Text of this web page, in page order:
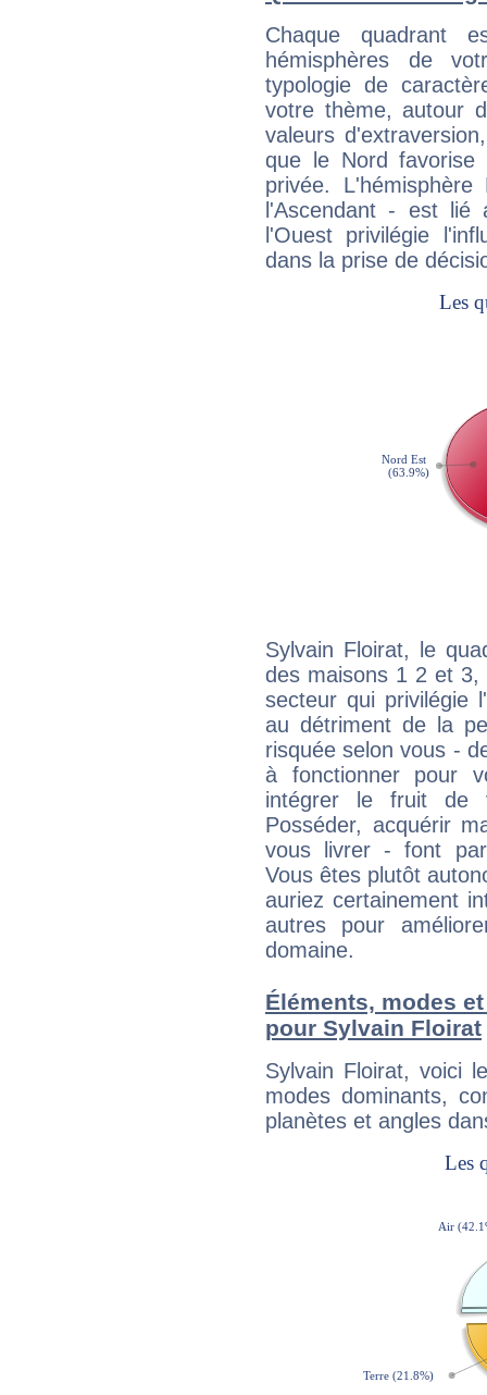
Chaque quadrant
hémisphères de
typologie de
votre thème, autour
valeurs
que le Nord favorise
privée.
l'Ascendant - est
l'Ouest privilégie
dans la prise de
Sylvain Floirat, le
des maisons 1 2 et
secteur qui privilégie
au détriment de la
risquée selon vous -
à fonctionner pour
intégrer le fruit de
Posséder, acquérir
vous livrer - font
Vous êtes plutôt
auriez certainement
autres pour
domaine.
Éléments, modes
pour Sylvain Floirat
Sylvain Floirat, voici
modes dominants,
planètes et angles